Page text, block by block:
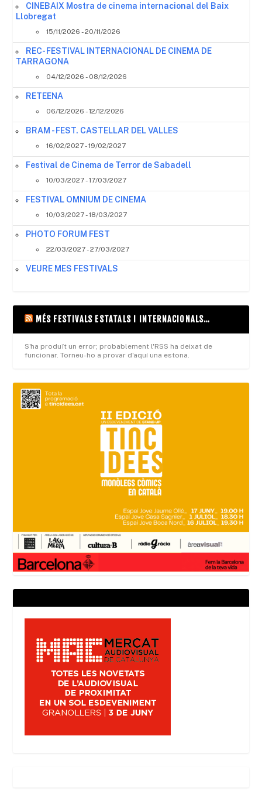
CINEBAIX Mostra de cinema internacional del Baix
Llobregat
15/11/2026 - 20/11/2026
REC- FESTIVAL INTERNACIONAL DE CINEMA DE
TARRAGONA
04/12/2026 - 08/12/2026
RETEENA
06/12/2026 - 12/12/2026
BRAM - FEST. CASTELLAR DEL VALLES
16/02/2027 - 19/02/2027
Festival de Cinema de Terror de Sabadell
10/03/2027 - 17/03/2027
FESTIVAL OMNIUM DE CINEMA
10/03/2027 - 18/03/2027
PHOTO FORUM FEST
22/03/2027 - 27/03/2027
VEURE MES FESTIVALS
MÉS FESTIVALS ESTATALS I INTERNACIONALS…
S'ha produït un error; probablement l'RSS ha deixat de
funcionar. Torneu-ho a provar d'aquí una estona.